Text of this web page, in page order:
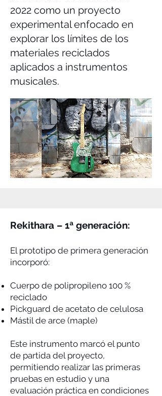
2022 como un proyecto
experimental enfocado en
explorar los límites de los
materiales reciclados
aplicados a instrumentos
musicales.
Rekithara – 1ª generación:
El prototipo de primera generación
incorporó:
Cuerpo de polipropileno 100 %
reciclado
Pickguard de acetato de celulosa
Mástil de arce (maple)
Este instrumento marcó el punto
de partida del proyecto,
permitiendo realizar las primeras
pruebas en estudio y una
evaluación práctica en condiciones